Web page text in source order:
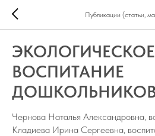
Публикации (статьи,
ЭКОЛОГИЧЕСКОЕ
ВОСПИТАНИЕ
Чернова Наталья Александровна,
Кладиева Ирина Сергеевна,